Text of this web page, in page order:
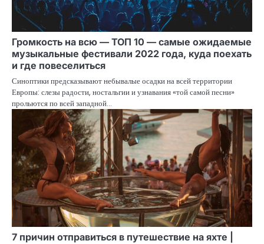
Громкость на всю — ТОП 10 — самые ожидаемые
музыкальные фестивали 2022 года, куда поехать
и где повеселиться
Синоптики предсказывают небывалые осадки на всей территории
Европы: слезы радости, ностальгии и узнавания «той самой песни»
прольются по всей западной…
7 причин отправиться в путешествие на яхте |